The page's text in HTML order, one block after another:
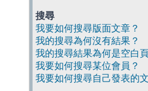
搜尋
我要如何搜尋版面文章？
我的搜尋為何沒有結果？
我的搜尋結果為何是空白
我要如何搜尋某位會員？
我要如何搜尋自己發表的